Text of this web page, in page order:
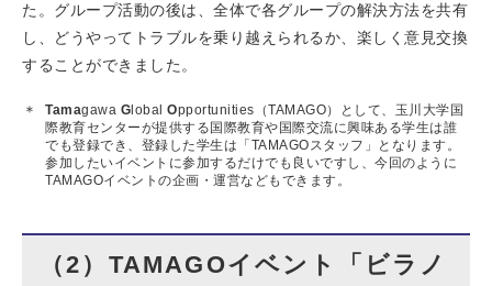
た。グループ活動の後は、全体で各グループの解決方法を共有
し、どうやってトラブルを乗り越えられるか、楽しく意見交換
することができました。
Tamagawa G lobal Opportunities（TAMAGO）として、玉川大学国
際教育センターが提供する国際教育や国際交流に興味ある学生は誰
でも登録でき、登録した学生は「TAMAGOスタッフ」となります。
参加したいイベントに参加するだけでも良いですし、今回のように
TAMAGOイベントの企画・運営などもできます。
（2）TAMAGOイベント「ビラノ